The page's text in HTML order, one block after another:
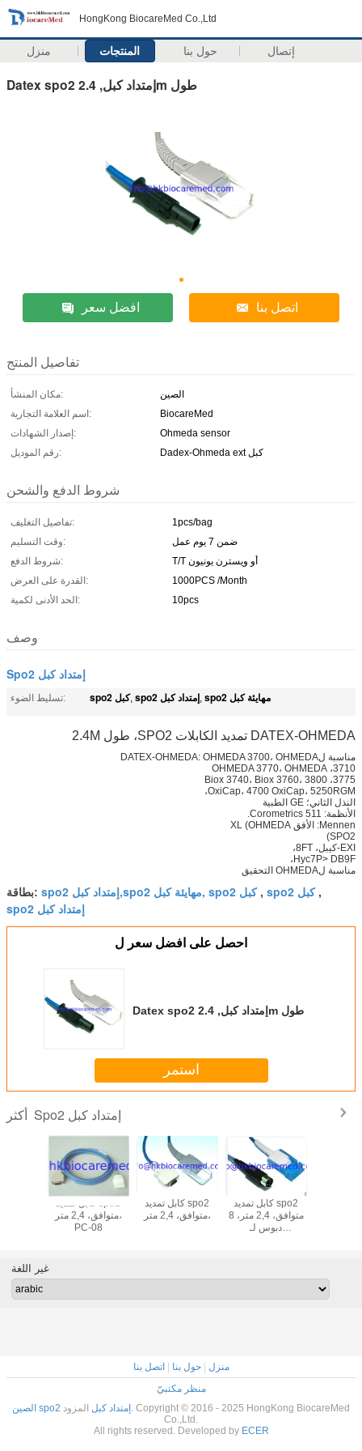
HongKong BiocareMed Co.,Ltd
منزل المنتجات حول بنا إتصال
Datex spo2 إمتداد كبل, 2.4m طول
افضل سعر اتصل بنا
تفاصيل المنتج
مكان المنشأ:
الصين
اسم العلامة التجارية:
BiocareMed
إصدار الشهادات:
Ohmeda sensor
رقم الموديل:
Dadex-Ohmeda ext كبل
شروط الدفع والشحن
تفاصيل التغليف:
1pcs/bag
وقت التسليم:
ضمن 7 يوم عمل
شروط الدفع:
T/T أو ويسترن يونيون
القدرة على العرض:
1000PCS /Month
الحد الأدنى لكمية:
10pcs
وصف
Spo2 إمتداد كبل
تسليط الضوء: spo2 كبل, spo2 إمتداد كبل, spo2 مهايئة كبل
DATEX-OHMEDA تمديد الكابلات SPO2، طول 2.4M
مناسبة لDATEX-OHMEDA: OHMEDA 3700، OHMEDA
3710، OHMEDA 3770، OHMEDA
3775، Biox 3740، Biox 3760، 3800
OxiCap، 4700 OxiCap، 5250RGM،
النذل الثاني؛ GE الطبية
الأنظمة: Corometrics 511.
Mennen: الأفق XL (OHMEDA
SPO2)
EXI-كيبل، 8FT،
Hyc7P> DB9F،
مناسبة لOHMEDA التحقيق
بطاقة: spo2 إمتداد كبل,spo2 مهايئة كبل, spo2 كبل, spo2 كبل,
spo2 إمتداد كبل
احصل على افضل سعر ل
Datex spo2 إمتداد كبل, 2.4m طول
استمر
Spo2 إمتداد كبل
كابل تمديد spo2
متوافق، 2,4 متر،
PC-08
كابل تمديد spo2
متوافق، 2,4 متر،
كابل تمديد spo2
متوافق، 2,4 متر، 8
دبوس لـ
غير اللغة
منزل |حول بنا |اتصل بنا
منظر مكتبيّ
الصين spo2 إمتداد كبل المزود. Copyright © 2016 - 2025 HongKong BiocareMed
Co.,Ltd.
All rights reserved. Developed by ECER